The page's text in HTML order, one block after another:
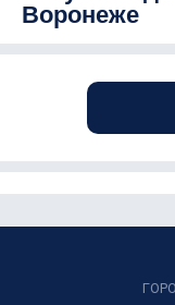
Воронеже